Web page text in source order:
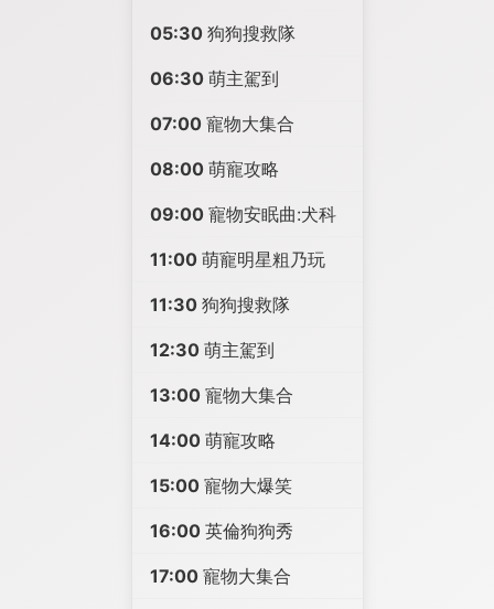
05:30 狗狗搜救隊
06:30 萌主駕到
07:00 寵物大集合
08:00 萌寵攻略
09:00 寵物安眠曲:犬科
11:00 萌寵明星粗乃玩
11:30 狗狗搜救隊
12:30 萌主駕到
13:00 寵物大集合
14:00 萌寵攻略
15:00 寵物大爆笑
16:00 英倫狗狗秀
17:00 寵物大集合